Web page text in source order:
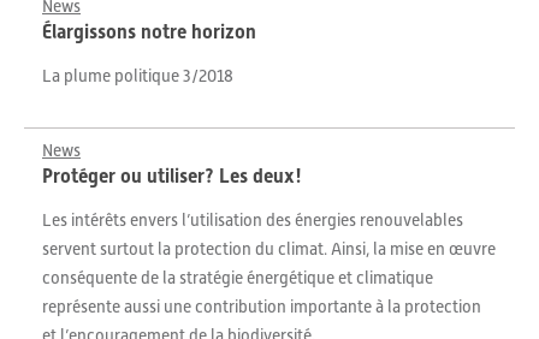
News
Élargissons notre horizon
La plume politique 3/2018
News
Protéger ou utiliser? Les deux!
Les intérêts envers l’utilisation des énergies renouvelables
servent surtout la protection du climat. Ainsi, la mise en œuvre
conséquente de la stratégie énergétique et climatique
représente aussi une contribution importante à la protection